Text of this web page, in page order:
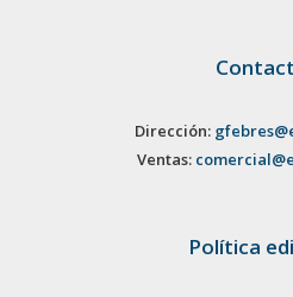
Dirección:
Ventas:
Política